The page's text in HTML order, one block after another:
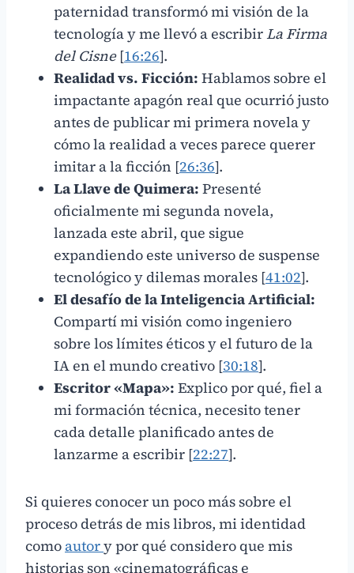
paternidad transformó mi visión de la
tecnología y me llevó a escribirLa Firma
del Cisne[16:26].
Realidad vs. Ficción: Hablamos sobre el
impactante apagón real que ocurrió justo
antes de publicar mi primera novela y
cómo la realidad a veces parece querer
imitar a la ficción [26:36].
La Llave de Quimera: Presenté
oficialmente mi segunda novela,
lanzada este abril, que sigue
expandiendo este universo de suspense
tecnológico y dilemas morales [41:02].
El desafío de la Inteligencia Artificial:
Compartí mi visión como ingeniero
sobre los límites éticos y el futuro de la
IA en el mundo creativo [30:18].
Escritor «Mapa»: Explico por qué, fiel a
mi formación técnica, necesito tener
cada detalle planificado antes de
lanzarme a escribir [22:27].
Si quieres conocer un poco más sobre el
proceso detrás de mis libros, mi identidad
como autory por qué considero que mis
historias son «cinematográficas e